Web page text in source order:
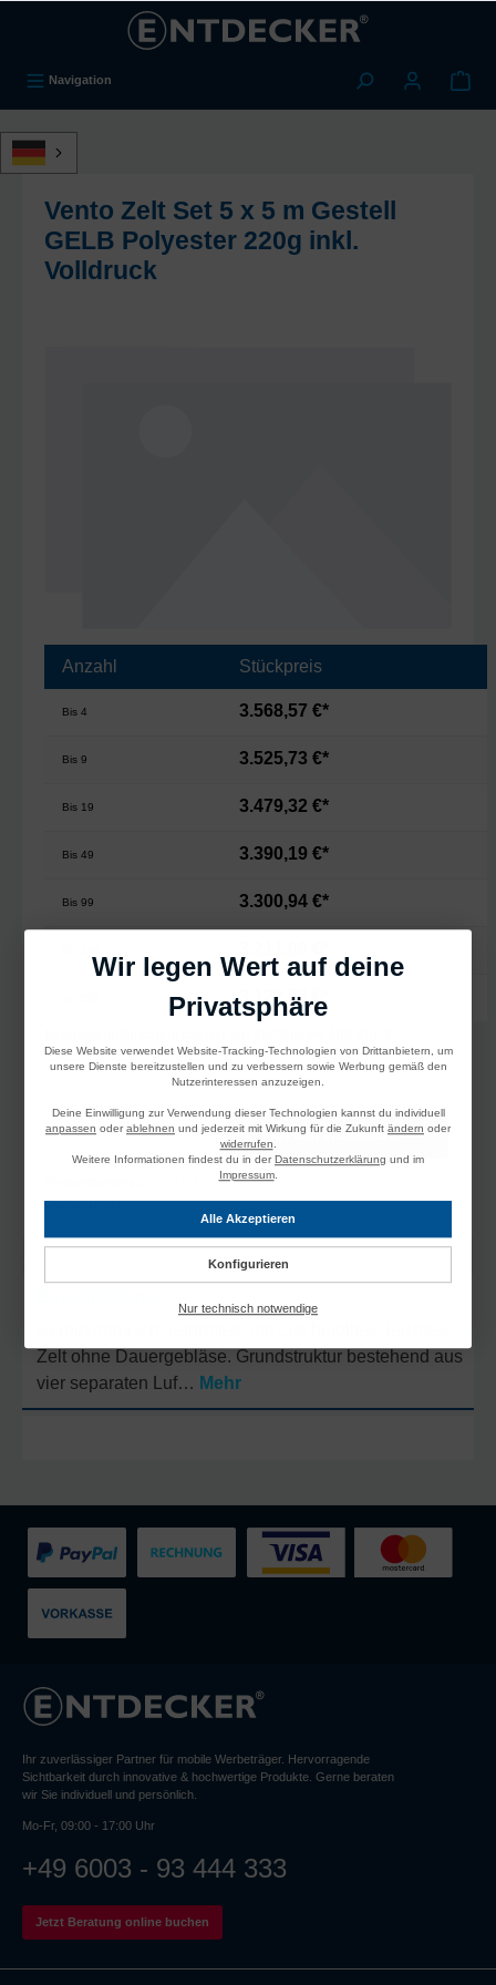
Navigation
Vento Zelt Set 5 x 5 m Gestell
GELB Polyester 220g inkl.
Volldruck
Anzahl Stückpreis
Bis 4 3.568,57 €*
Bis 9 3.525,73 €*
Bis 19 3.479,32 €*
Bis 49 3.390,19 €*
Bis 99 3.300,94 €*
3.122,56 €*
Preise inkl. MwSt. und Versandkosten
Produkt Anzahl: Gib den gewünschten Wert ein oder benutze die Schaltflächen um die
In den Warenkorb
Gewicht:15 kg
Zelt ohne Dauergebläse. Grundstruktur bestehend aus
vier separaten Luf… Mehr
Ihr zuverlässiger Partner für mobile Werbeträger. Hervorragende
Sichtbarkeit durch innovative & hochwertige Produkte. Gerne beraten
wir Sie individuell und persönlich.
Mo-Fr, 09:00 - 17:00 Uhr
+49 6003 - 93 444 333
Jetzt Beratung online buchen
Wir legen Wert auf deine
Privatsphäre
Diese Website verwendet Website-Tracking-Technologien von Drittanbietern, um
unsere Dienste bereitzustellen und zu verbessern sowie Werbung gemäß den
Nutzerinteressen anzuzeigen.
Deine Einwilligung zur Verwendung dieser Technologien kannst du individuell
anpassen oderablehnen und jederzeit mit Wirkung für die Zukunft ändern oder
widerrufen.
Weitere Informationen findest du in der Datenschutzerklärung und im
Impressum.
Nur technisch notwendige
Konfigurieren
Alle Akzeptieren